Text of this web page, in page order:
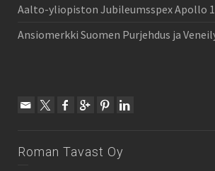
Aalto-yliopiston Jubileumsspex Apollo
Ansiomerkki Suomen Purjehdus ja
Roman Tavast Oy